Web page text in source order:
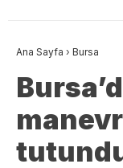
Ana Sayfa › Bursa